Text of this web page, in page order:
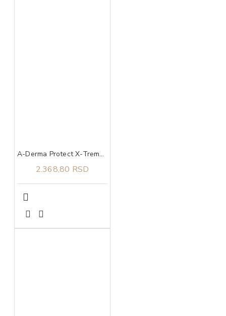
A-Derma Protect X-Treme stik za zaštitu osetljive kože SPF 50+ 8 g
2.368,80 RSD